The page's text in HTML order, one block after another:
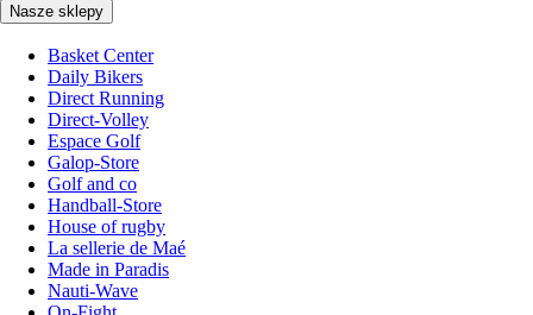
Nasze sklepy
Basket Center
Daily Bikers
Direct Running
Direct-Volley
Espace Golf
Galop-Store
Golf and co
Handball-Store
House of rugby
La sellerie de Maé
Made in Paradis
Nauti-Wave